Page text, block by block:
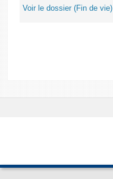
Voir le dossier (Fin de vie)